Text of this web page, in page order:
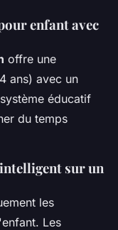
enfant avec
offre une
ans) avec un
éducatif
du temps
sur un
les
Les